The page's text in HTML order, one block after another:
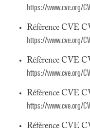
https://www.cve.org/
Référence CVE
https://www.cve.org/
Référence CVE
https://www.cve.org/
Référence CVE
https://www.cve.org/
Référence CVE